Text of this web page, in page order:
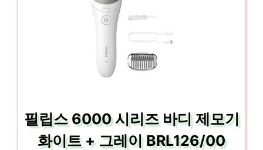
필립스 6000 시리즈 바디 제모기
화이트 + 그레이 BRL126/00